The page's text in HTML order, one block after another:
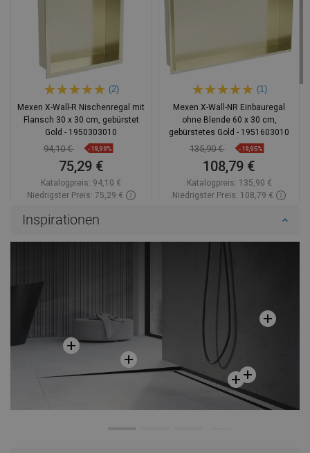
(2)
Mexen X-Wall-R Nischenregal mit
Flansch 30 x 30 cm, gebürstet
Gold - 1950303010
94,10 € -19,99%
75,29 €
Katalogpreis: 94,10 €
Niedrigster Preis: 75,29 €
(1)
Mexen X-Wall-NR Einbauregal
ohne Blende 60 x 30 cm,
gebürstetes Gold - 1951603010
135,90 € -19,95%
108,79 €
Katalogpreis: 135,90 €
Niedrigster Preis: 108,79 €
Inspirationen